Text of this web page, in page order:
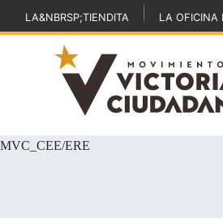
LA&NBRSP;TIENDITA LA OFICINA
MVC_CEE/ERE